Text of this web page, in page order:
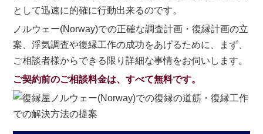
として迅速に的確に行動出来るのです。
ノルウェー(Norway)での正確な調査計画・復縁計画の立
案、浮気調査や復縁工作の成功をあげるために、まず、
ご相談者様からできる限り詳細な事情をお伺いします。
ご契約前のご相談料金は、すべて無料です。